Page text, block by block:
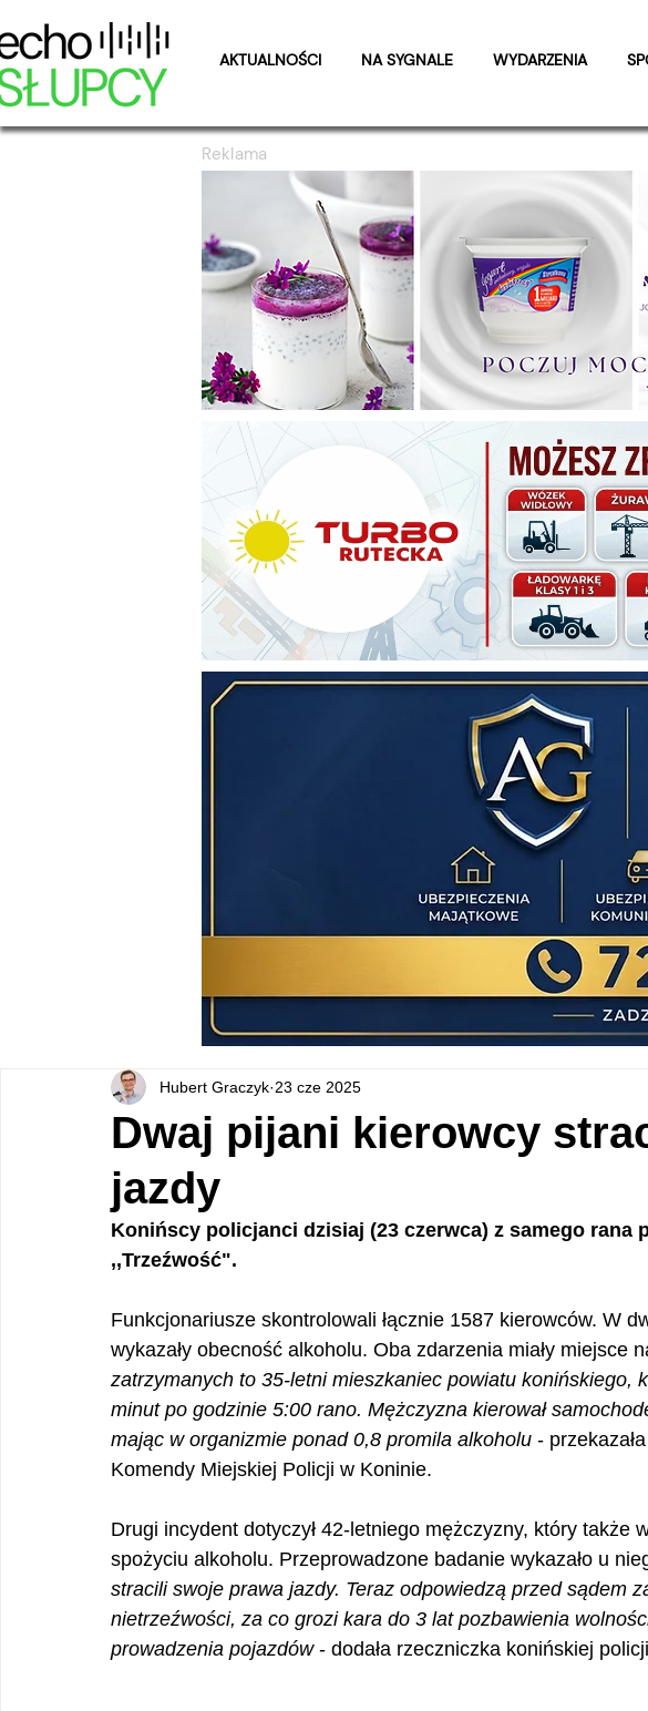
AKTUALNOŚCI NA SYGNALE WYDARZENIA
Reklama
Dwaj pijani kierowcy
jazdy
Hubert Graczyk 23 cze 2025
Konińscy policjanci dzisiaj (23 czerwca) z samego rana
,,Trzeźwość".
Funkcjonariusze skontrolowali łącznie 1587 kierowców. W
wykazały obecność alkoholu. Oba zdarzenia miały miejsce
zatrzymanych to 35-letni mieszkaniec powiatu konińskiego,
minut po godzinie 5:00 rano. Mężczyzna kierował
mając w organizmie ponad 0,8 promila alkoholu -
Komendy Miejskiej Policji w Koninie.
Drugi incydent dotyczył 42-letniego mężczyzny, który także
spożyciu alkoholu. Przeprowadzone badanie wykazało u
stracili swoje prawa jazdy. Teraz odpowiedzą przed sądem
nietrzeźwości, za co grozi kara do 3 lat pozbawienia
prowadzenia pojazdów - dodała rzeczniczka konińskiej